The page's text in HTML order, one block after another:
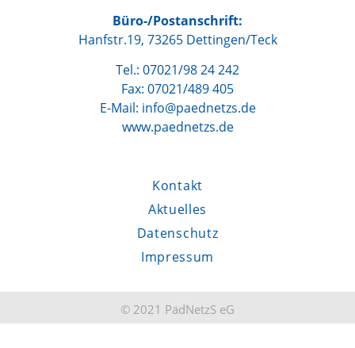
Büro-/Postanschrift:
Hanfstr.19, 73265 Dettingen/Teck
Tel.: 07021/98 24 242
Fax: 07021/489 405
E-Mail: info@paednetzs.de
www.paednetzs.de
Kontakt
Aktuelles
Datenschutz
Impressum
© 2021 PädNetzS eG